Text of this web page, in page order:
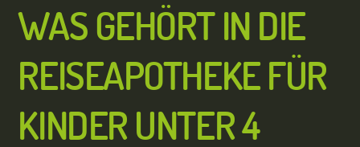
WAS GEHÖRTIN DIE
REISEAPOTHEKE FÜR
KINDER UNTER 4